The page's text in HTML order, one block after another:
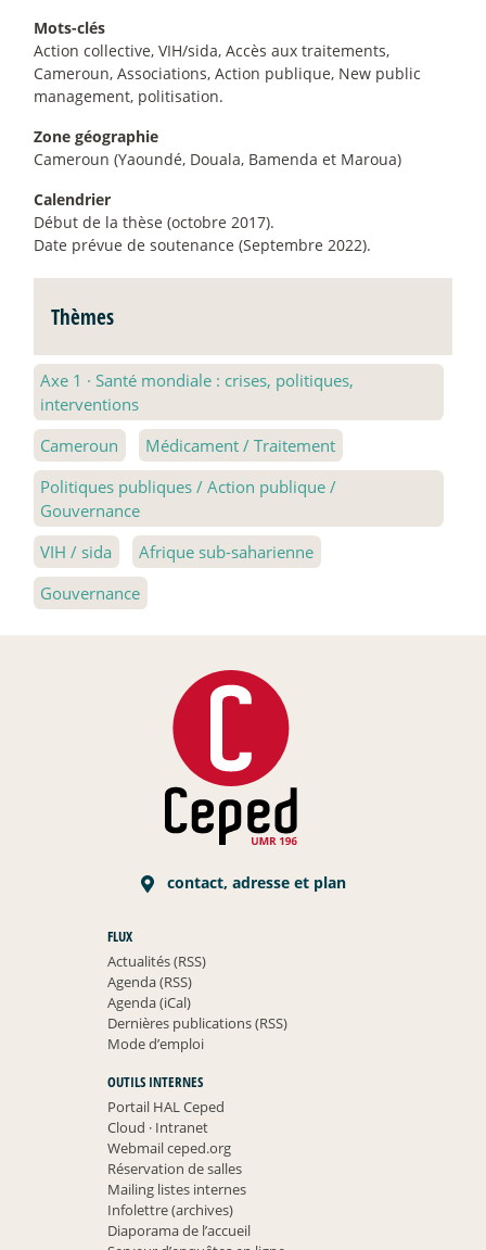
Mots-clés
Action collective, VIH/sida, Accès aux traitements,
Cameroun, Associations, Action publique, New public
management, politisation.
Zone géographie
Cameroun (Yaoundé, Douala, Bamenda et Maroua)
Calendrier
Début de la thèse (octobre 2017).
Date prévue de soutenance (Septembre 2022).
Thèmes
Axe 1 · Santé mondiale : crises, politiques,
interventions
Cameroun
Médicament / Traitement
Politiques publiques / Action publique /
Gouvernance
VIH / sida
Afrique sub-saharienne
Gouvernance
contact, adresse et plan
FLUX
Actualités (RSS)
Agenda (RSS)
Agenda (iCal)
Dernières publications (RSS)
Mode d’emploi
OUTILS INTERNES
Portail HAL Ceped
Cloud ·Intranet
Webmail ceped.org
Réservation de salles
Mailing listes internes
Infolettre (archives)
Diaporama de l’accueil